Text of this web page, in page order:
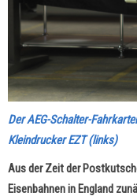
Der AEG-Schalter-
Kleindrucker EZT (links)
Aus der Zeit der
Eisenbahnen in England